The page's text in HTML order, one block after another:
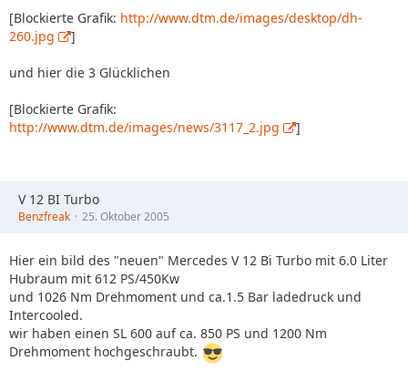
[Blockierte Grafik: http://www.dtm.de/images/desktop/dh-
260.jpg
]
und hier die 3 Glücklichen
[Blockierte Grafik:
http://www.dtm.de/images/news/3117_2.jpg
]
V 12 BI Turbo
Benzfreak 25. Oktober 2005
Hier ein bild des "neuen" Mercedes V 12 Bi Turbo mit 6.0 Liter
Hubraum mit 612 PS/450Kw
und 1026 Nm Drehmoment und ca.1.5 Bar ladedruck und
Intercooled.
wir haben einen SL 600 auf ca. 850 PS und 1200 Nm
Drehmoment hochgeschraubt.